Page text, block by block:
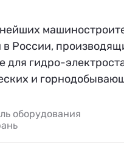
России,
для гидро-
и
оборудования